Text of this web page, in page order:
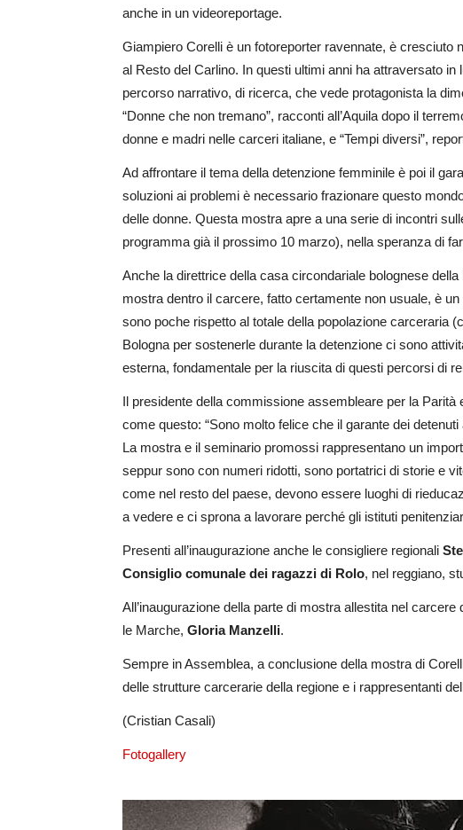
anche in un videoreportage.
Giampiero Corelli è un fotoreporter ravennate, è cresciuto
al Resto del Carlino. In questi ultimi anni ha attraversato
percorso narrativo, di ricerca, che vede protagonista la
“Donne che non tremano”, racconti all’Aquila dopo il
donne e madri nelle carceri italiane, e “Tempi diversi”,
Ad affrontare il tema della detenzione femminile è poi il
soluzioni ai problemi è necessario frazionare questo
delle donne. Questa mostra apre a una serie di incontri
programma già il prossimo 10 marzo), nella speranza di
Anche la direttrice della casa circondariale bolognese della
mostra dentro il carcere, fatto certamente non usuale, è
sono poche rispetto al totale della popolazione carceraria
Bologna per sostenerle durante la detenzione ci sono
esterna, fondamentale per la riuscita di questi percorsi di
Il presidente della commissione assembleare per la Parità
come questo: “Sono molto felice che il garante dei
La mostra e il seminario promossi rappresentano un
seppur sono con numeri ridotti, sono portatrici di storie e
come nel resto del paese, devono essere luoghi di
a vedere e ci sprona a lavorare perché gli istituti
Presenti all’inaugurazione anche le consigliere regionali
Consiglio comunale dei ragazzi di Rolo, nel reggiano,
All’inaugurazione della parte di mostra allestita nel
le Marche, Gloria Manzelli.
Sempre in Assemblea, a conclusione della mostra di
delle strutture carcerarie della regione e i rappresentanti
(Cristian Casali)
Fotogallery